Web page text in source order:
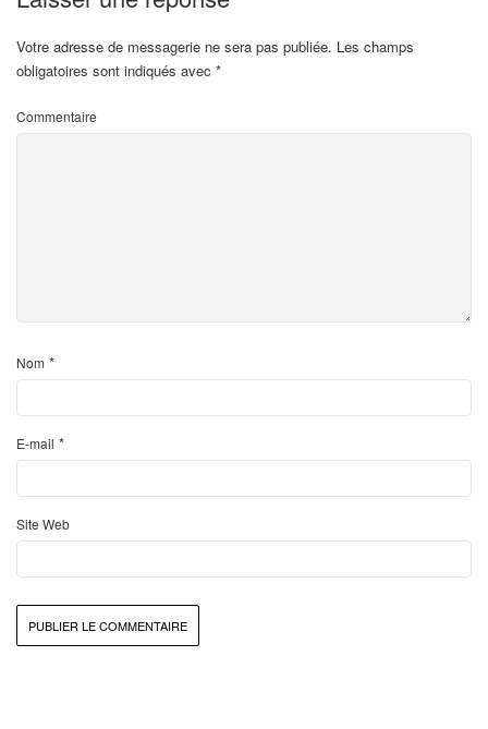
Votre adresse de messagerie ne sera pas publiée. Les champs
obligatoires sont indiqués avec *
Commentaire
Nom *
E-mail *
Site Web